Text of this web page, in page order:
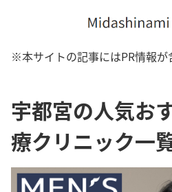
※本サイトの記事にはPR情報が
宇都宮の人気お
療クリニック一